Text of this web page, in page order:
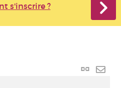
s'inscrire ?
Lien